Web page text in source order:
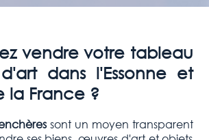
vendre votre tableau
dans l'Essonne et
la France ?
sont un moyen transparent